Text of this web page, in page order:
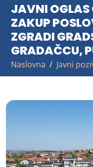
JAVNI
ZAKUP
ZGRADI
GRADAČCU,
Naslovna Javni